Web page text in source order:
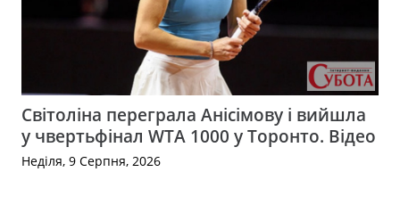
Світоліна переграла Анісімову і вийшла
у чвертьфінал WTA 1000 у Торонто. Відео
Неділя, 9 Серпня, 2026